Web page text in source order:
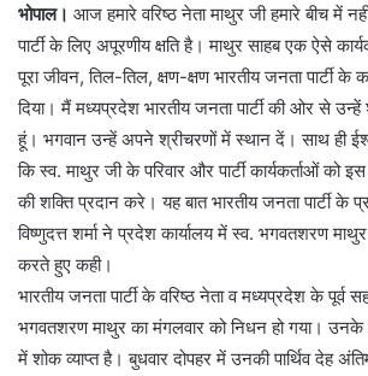
भोपाल। आज हमारे वरिष्ठ नेता माथुर जी हमारे बीच में
पार्टी के लिए अपूरणीय क्षति है। माथुर साहब एक ऐसे
पूरा जीवन, तिल-तिल, क्षण-क्षण भारतीय जनता पार्टी के
दिया। मैं मध्यप्रदेश भारतीय जनता पार्टी की ओर से उन्हें
हूं। भगवान उन्हें अपने श्रीचरणों में स्थान दें। साथ ही
कि स्व. माथुर जी के परिवार और पार्टी कार्यकर्ताओं को
की शक्ति प्रदान करे। यह बात भारतीय जनता पार्टी के
विष्णुदत्त शर्मा ने प्रदेश कार्यालय में स्व. भगवतशरण माथुर
करते हुए कही।
भारतीय जनता पार्टी के वरिष्ठ नेता व मध्यप्रदेश के पूर्व
भगवतशरण माथुर का मंगलवार को निधन हो गया। उनके
में शोक व्याप्त है। बुधवार दोपहर में उनकी पार्थिव देह